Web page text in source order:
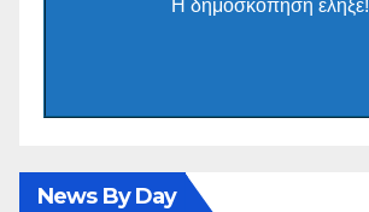
Η δημοσκόπηση έληξε!
News By Day